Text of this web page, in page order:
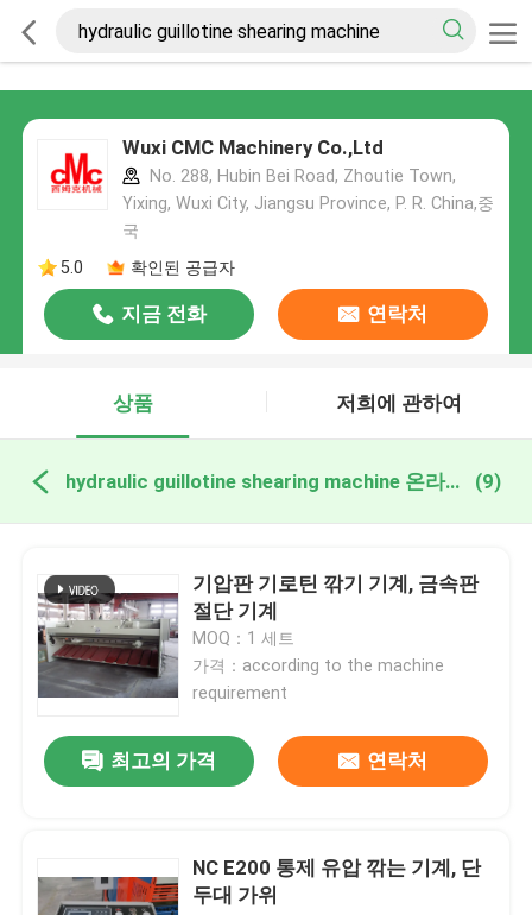
Wuxi CMC Machinery Co.,Ltd
No. 288, Hubin Bei Road, Zhoutie Town,
Yixing, Wuxi City, Jiangsu Province, P. R. China,중
국
5.0
확인된 공급자
지금 전화 연락처
상품 저희에 관하여
hydraulic guillotine shearing machine 온라인 제조 (9)
기압판 기로틴 깎기 기계, 금속판
절단 기계
MOQ：1 세트
가격：according to the machine
requirement
최고의 가격 연락처
NC E200 통제 유압 깎는 기계, 단
두대 가위